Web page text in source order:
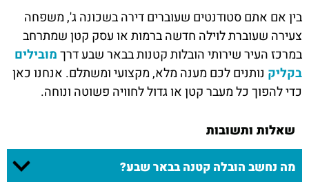
בין אם אתם סטודנטים שעוברים דירה בשכונה ג', משפחה
צעירה שעוברת לוילה חדשה ברמות או עסק קטן שמתרחב
במרכז העיר שירותי הובלות קטנות בבאר שבע דרךמובילים
בקליק נותנים לכם מענה מלא, מקצועי ומשתלם. אנחנו כאן
כדי להפוך כל מעבר קטן או גדול לחוויה פשוטה ונוחה.
שאלות ותשובות
מה נחשב הובלה קטנה בבאר שבע?